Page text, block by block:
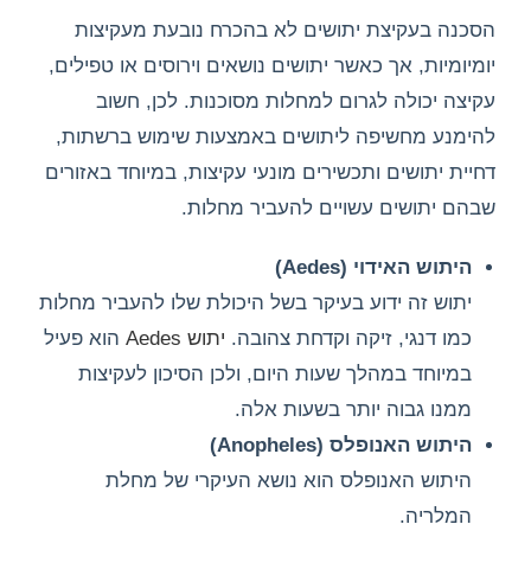
הסכנה בעקיצת יתושים לא בהכרח נובעת מעקיצות
יומיומיות, אך כאשר יתושים נושאים וירוסים או טפילים,
עקיצה יכולה לגרום למחלות מסוכנות. לכן, חשוב
להימנע מחשיפה ליתושים באמצעות שימוש ברשתות,
דחיית יתושים ותכשירים מונעי עקיצות, במיוחד באזורים
שבהם יתושים עשויים להעביר מחלות.
היתוש האידוי (Aedes)
יתוש זה ידוע בעיקר בשל היכולת שלו להעביר מחלות
כמו דנגי, זיקה וקדחת צהובה. יתוש Aedes
הוא פעיל
במיוחד במהלך שעות היום, ולכן הסיכון לעקיצות
ממנו גבוה יותר בשעות אלה.
היתוש האנופלס (Anopheles)
היתוש האנופלס הוא נושא העיקרי של מחלת
המלריה.